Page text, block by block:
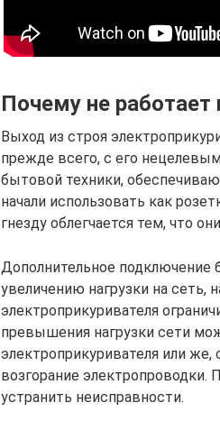
Почему не работает
Выход из строя
прежде всего, с его
бытовой техники,
начали использовать как
гнезду облегчается тем, что
Дополнительное
увеличению нагрузки на сеть,
электроприкуривателя
превышения нагрузки сети
электроприкуривателя или же,
возгорание
устранить неисправности.